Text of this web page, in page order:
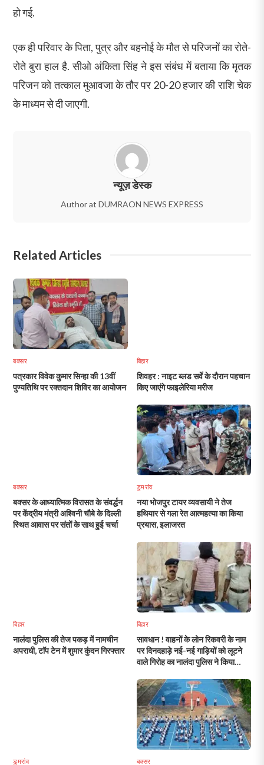
हो गई.
एक ही परिवार के पिता, पुत्र और बहनोई के मौत से परिजनों का रोते-
रोते बुरा हाल है. सीओ अंकिता सिंह ने इस संबंध में बताया कि मृतक
परिजन को तत्काल मुआवजा के तौर पर 20-20 हजार की राशि चेक
के माध्यम से दी जाएगी.
न्यूज़ डेस्क
Author at DUMRAON NEWS EXPRESS
Related Articles
बक्सर
पत्रकार विवेक कुमार सिन्हा की 13वीं
पुण्यतिथि पर रक्तदान शिविर का आयोजन
बिहार
शिवहर : नाइट ब्लड सर्वे के दौरान पहचान
किए जाएंगे फाइलेरिया मरीज
बक्सर
बक्सर के आध्यात्मिक विरासत के संवर्द्धन
पर केंद्रीय मंत्री अश्विनी चौबे के दिल्ली
स्थित आवास पर संतों के साथ हुई चर्चा
डुमरांव
नया भोजपुर टायर व्यवसायी ने तेज
हथियार से गला रेत आत्महत्या का किया
प्रयास, इलाजरत
बिहार
नालंदा पुलिस की तेज पकड़ में नामचीन
अपराधी, टाॅप टेन में शुमार कुंदन गिरफ्तार
बिहार
सावधान ! वाहनों के लोन रिकवरी के नाम
पर दिनदहाड़े नई-नई गाड़ियों को लूटने
वाले गिरोह का नालंदा पुलिस ने किया
डुमरांव बक्सर